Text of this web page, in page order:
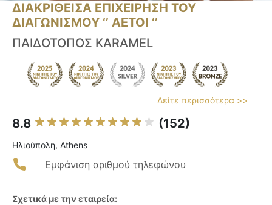
ΔΙΑΚΡΙΘΕΙΣΑ ΕΠΙΧΕΙΡΗΣΗ ΤΟΥ
ΔΙΑΓΩΝΙΣΜΟΥ ‘’ ΑΕΤΟΙ ‘’
ΠΑΙΔΟΤΟΠΟΣ KARAMEL
Δείτε περισσότερα >>
8.8 (152)
Ηλιούπολη, Athens
Εμφάνιση αριθμού τηλεφώνου
Σχετικά με την εταιρεία: